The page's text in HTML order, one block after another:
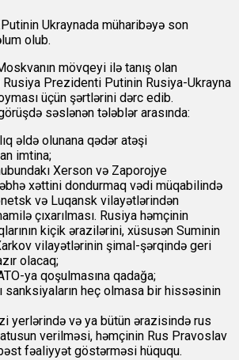
Ukraynada müharibəyə son
olub.
mövqeyi ilə tanış olan
Prezidenti Putinin Rusiya-Ukrayna
üçün şərtlərini dərc edib.
səslənən tələblər arasında:
əldə olunana qədər atəşi
imtina;
Xerson və Zaporojye
xəttini dondurmaq vədi müqabilində
və Luqansk vilayətlərindən
çıxarılması. Rusiya həmçinin
kiçik ərazilərini, xüsusən Suminin
vilayətlərinin şimal-şərqində geri
olacaq;
ya qoşulmasına qadağa;
sanksiyaların heç olmasa bir hissəsinin
yerlərində və ya bütün ərazisində rus
verilməsi, həmçinin Rus Pravoslav
fəaliyyət göstərməsi hüququ.